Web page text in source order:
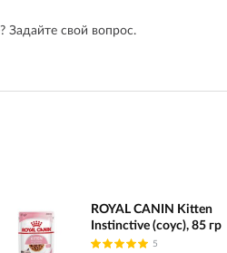
Задайте свой вопрос.
ROYAL CANIN Kitten
Instinctive (соус), 85 гр
5